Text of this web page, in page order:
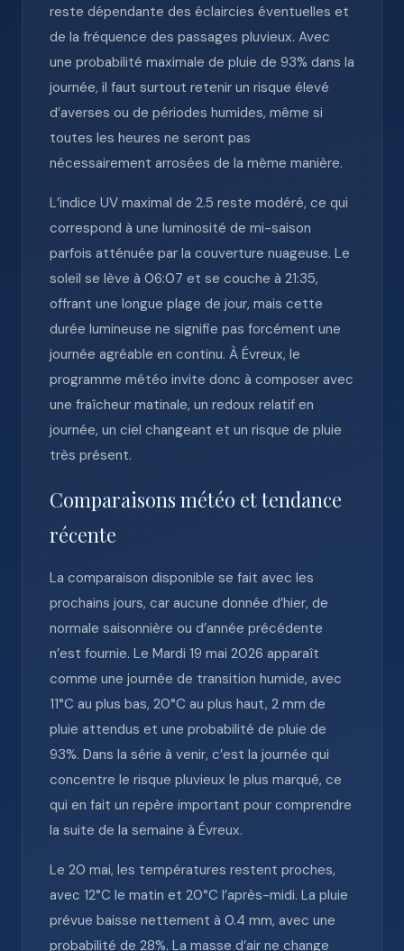
reste dépendante des éclaircies éventuelles et
de la fréquence des passages pluvieux. Avec
une probabilité maximale de pluie de 93% dans la
journée, il faut surtout retenir un risque élevé
d’averses ou de périodes humides, même si
toutes les heures ne seront pas
nécessairement arrosées de la même manière.
L’indice UV maximal de 2.5 reste modéré, ce qui
correspond à une luminosité de mi-saison
parfois atténuée par la couverture nuageuse. Le
soleil se lève à 06:07 et se couche à 21:35,
offrant une longue plage de jour, mais cette
durée lumineuse ne signifie pas forcément une
journée agréable en continu. À Évreux, le
programme météo invite donc à composer avec
une fraîcheur matinale, un redoux relatif en
journée, un ciel changeant et un risque de pluie
très présent.
Comparaisons météo et tendance
récente
La comparaison disponible se fait avec les
prochains jours, car aucune donnée d’hier, de
normale saisonnière ou d’année précédente
n’est fournie. Le Mardi 19 mai 2026 apparaît
comme une journée de transition humide, avec
11°C au plus bas, 20°C au plus haut, 2 mm de
pluie attendus et une probabilité de pluie de
93%. Dans la série à venir, c’est la journée qui
concentre le risque pluvieux le plus marqué, ce
qui en fait un repère important pour comprendre
la suite de la semaine à Évreux.
Le 20 mai, les températures restent proches,
avec 12°C le matin et 20°C l’après-midi. La pluie
prévue baisse nettement à 0.4 mm, avec une
probabilité de 28%. La masse d’air ne change